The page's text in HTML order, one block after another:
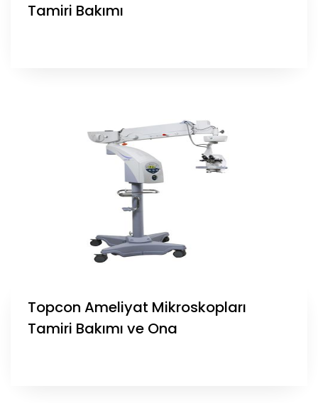
Tamiri Bakımı
Topcon Ameliyat Mikroskopları
Tamiri Bakımı ve Ona